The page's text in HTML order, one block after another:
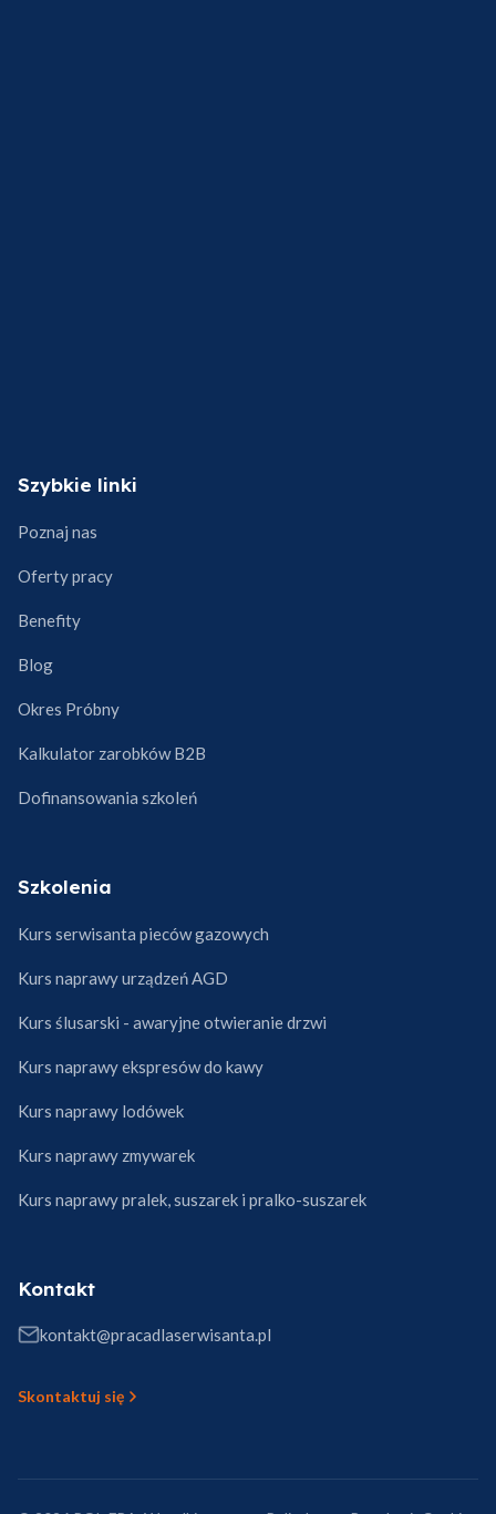
Szybkie linki
Poznaj nas
Oferty pracy
Benefity
Blog
Okres Próbny
Kalkulator zarobków B2B
Dofinansowania szkoleń
Szkolenia
Kurs serwisanta pieców gazowych
Kurs naprawy urządzeń AGD
Kurs ślusarski - awaryjne otwieranie drzwi
Kurs naprawy ekspresów do kawy
Kurs naprawy lodówek
Kurs naprawy zmywarek
Kurs naprawy pralek, suszarek i pralko-suszarek
Kontakt
kontakt@pracadlaserwisanta.pl
Skontaktuj się